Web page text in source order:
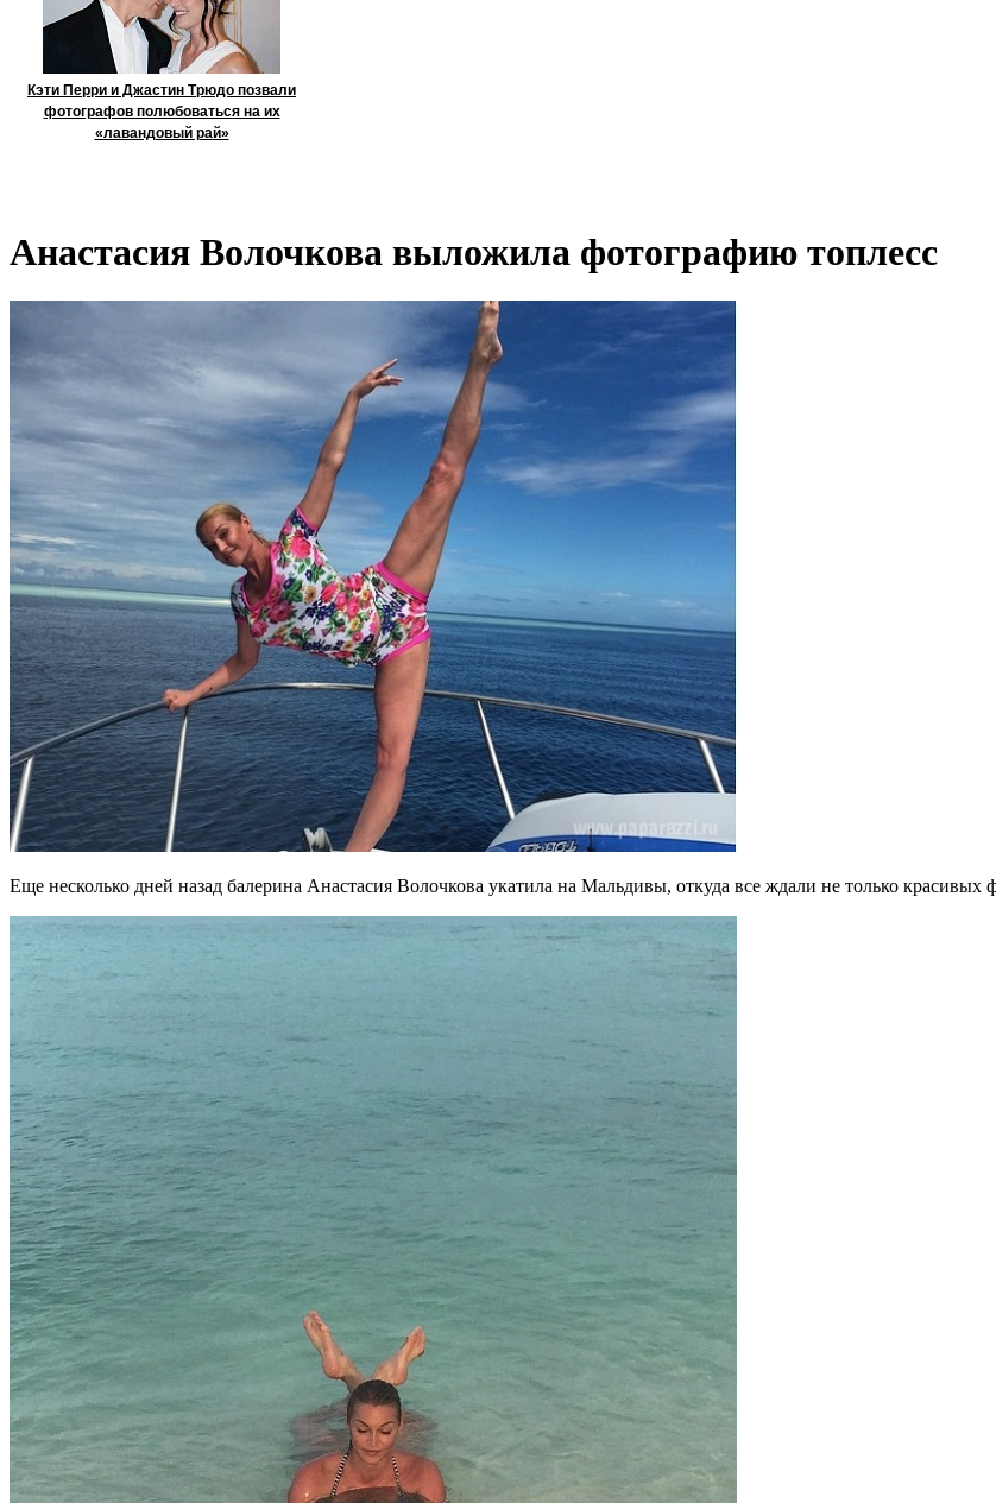
Кэти Перри и Джастин Трюдо позвали
фотографов полюбоваться на их
«лавандовый рай»
Анастасия Волочкова выложила фотографию топлесс
Еще несколько дней назад балерина Анастасия Волочкова укатила на Мальдивы, откуда все ждали не только красивых